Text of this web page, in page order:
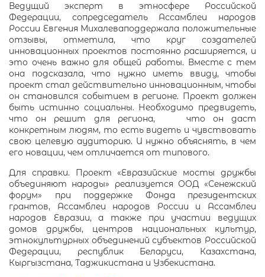
Ведущий эксперт в этносфере Российской
Федерации, сопредседатель Ассамблеи народов
России Евгения Михалеваподдержала положительные
отзывы, отметила, что круг создателей
инновационных проектов постоянно расширяется, и
это очень важно для общей работы. Вместе с тем
она подсказала, что нужно иметь ввиду, чтобы
проект стал действительно инновационным, чтобы
он становился событием в регионе. Проект должен
быть истинно социальны. Необходимо предвидеть,
что он решит для региона, что он даст
конкретным людям, то есть видеть и чувствовать
свою целевую аудиторию. И нужно объяснять, в чем
его новации, чем отличается от типового.
Для справки. Проект «Евразийские мосты дружбы
объединяют народы» реализуется ООД «Сенежский
форум» при поддержке Фонда президентских
грантов, Ассамблеи народов России и Ассамблеи
народов Евразии, а также при участии ведущих
домов дружбы, центров национальных культур,
этнокультурных объединений субъектов Российской
Федерации, республик Беларуси, Казахстана,
Кыргызстана, Таджикистана и Узбекистана.